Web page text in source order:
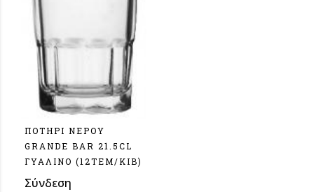
ΠΟΤΗΡΙ ΝΕΡΟΥ
GRANDE BAR 21.5CL
ΓΥΑΛΙΝΟ (12ΤΕΜ/ΚΙΒ)
Σύνδεση